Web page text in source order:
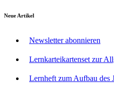
Neue Artikel
Newsletter abonnieren
Lernkarteikartenset zur
Lernheft zum Aufbau des